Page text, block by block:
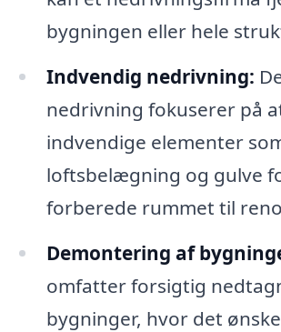
bygningen eller hele
Indvendig nedrivning:
nedrivning fokuserer på
indvendige elementer
loftsbelægning og gulve
forberede rummet til
Demontering af
omfatter forsigtig
bygninger, hvor det